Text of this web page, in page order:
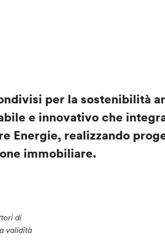
per la sostenibilità
e innovativo che
Energie, realizzando
immobiliare.
di
validità